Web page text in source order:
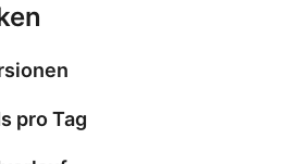
pro Tag